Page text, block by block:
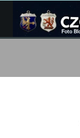
Inhalt
springen